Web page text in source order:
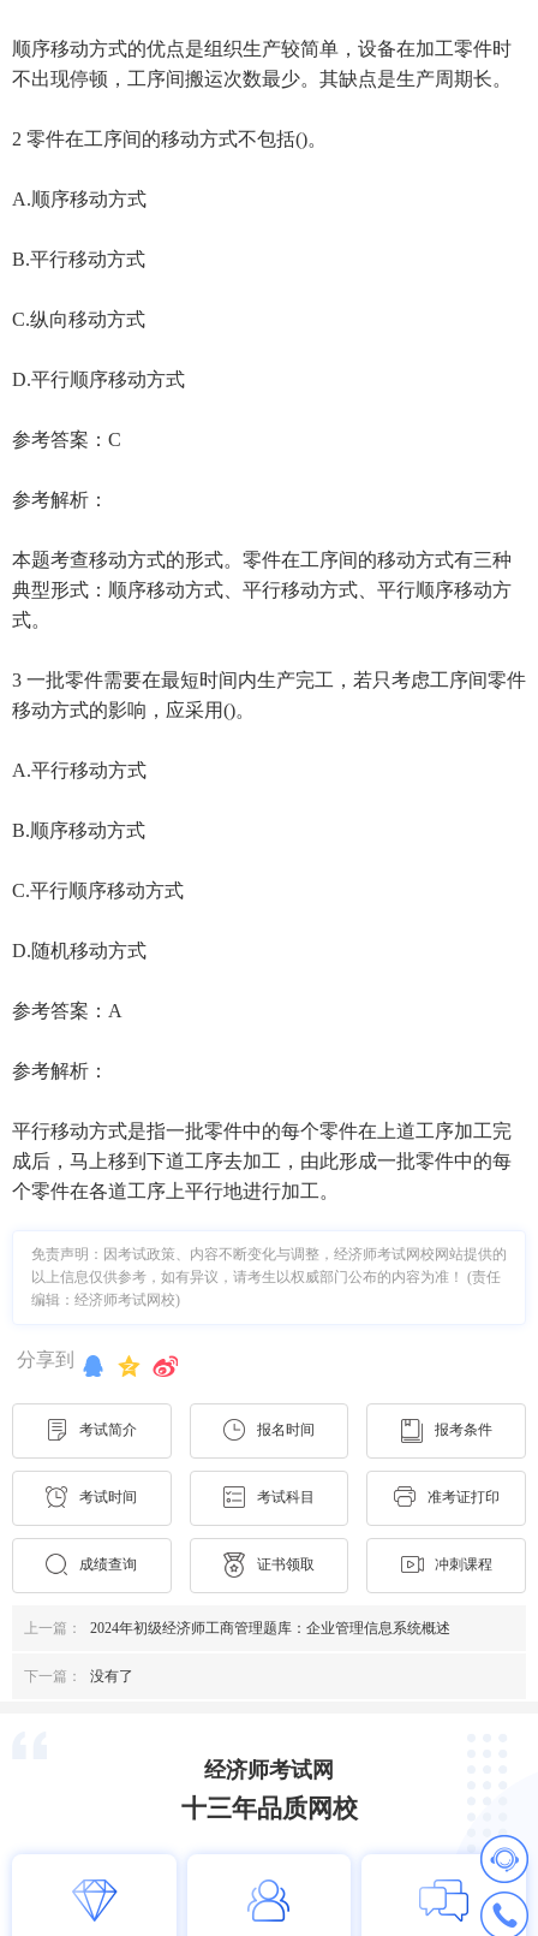
顺序移动方式的优点是组织生产较简单，设备在加工零件时
不出现停顿，工序间搬运次数最少。其缺点是生产周期长。
2 零件在工序间的移动方式不包括()。
A.顺序移动方式
B.平行移动方式
C.纵向移动方式
D.平行顺序移动方式
参考答案：C
参考解析：
本题考查移动方式的形式。零件在工序间的移动方式有三种
典型形式：顺序移动方式、平行移动方式、平行顺序移动方
式。
3 一批零件需要在最短时间内生产完工，若只考虑工序间零件
移动方式的影响，应采用()。
A.平行移动方式
B.顺序移动方式
C.平行顺序移动方式
D.随机移动方式
参考答案：A
参考解析：
平行移动方式是指一批零件中的每个零件在上道工序加工完
成后，马上移到下道工序去加工，由此形成一批零件中的每
个零件在各道工序上平行地进行加工。
免责声明：因考试政策、内容不断变化与调整，经济师考试网校网站提供的
以上信息仅供参考，如有异议，请考生以权威部门公布的内容为准！ (责任
编辑：经济师考试网校)
分享到
考试简介 报名时间 报考条件
考试时间 考试科目 准考证打印
成绩查询 证书领取 冲刺课程
上一篇： 2024年初级经济师工商管理题库：企业管理信息系统概述
下一篇： 没有了
经济师考试网
十三年品质网校